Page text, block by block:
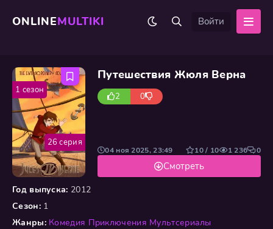
ONLINEMULTIKI Войти
Путешествия Жюля Верна
2 0
Год выпуска: 2012
Сезон:1
Жанры: Комедия Приключения Мультсериалы
Смотреть
04 ноя 2025, 23:49 10 / 10 1 236 0
26 серия
1 сезон